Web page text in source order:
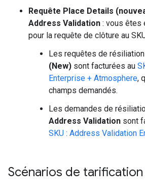
Requête Place Details
Address Validation : vous êtes
pour la requête de clôture au
Les requêtes de résiliation
(New) sont facturées au
Enterprise + Atmosphere,
champs demandés.
Les demandes de
Address Validation sont
SKU : Address Validation
Scénarios de